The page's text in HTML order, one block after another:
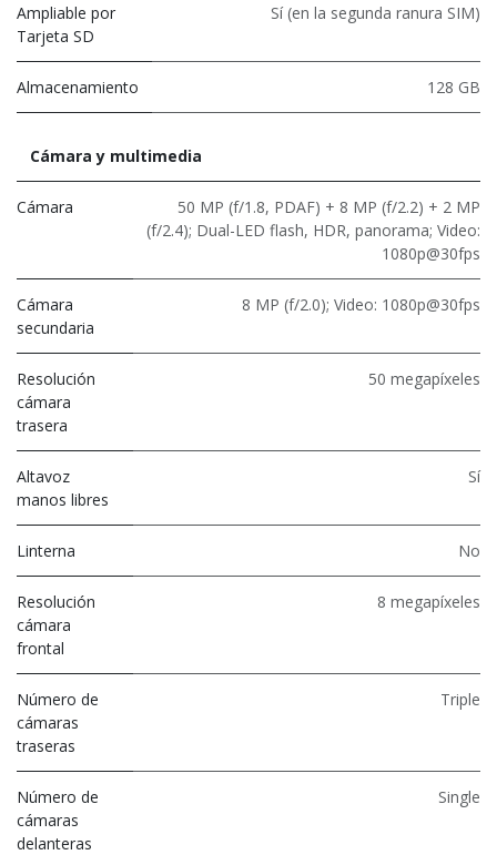
Ampliable por
Tarjeta SD
Sí (en la segunda ranura SIM)
Almacenamiento 128 GB
Cámara y multimedia
Cámara
50 MP (f/1.8, PDAF) + 8 MP (f/2.2) + 2 MP
(f/2.4); Dual-LED flash, HDR, panorama; Video:
1080p@30fps
Cámara
secundaria
8 MP (f/2.0); Video: 1080p@30fps
Resolución
cámara
trasera
50 megapíxeles
Altavoz
manos libres
Sí
Linterna No
Resolución
cámara
frontal
8 megapíxeles
Número de
cámaras
traseras
Triple
Número de
cámaras
delanteras
Single